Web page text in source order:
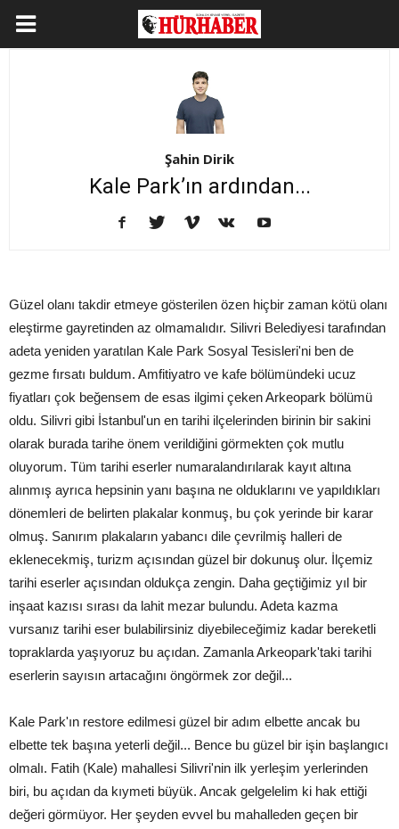
Şahin Dirik
Kale Park’ın ardından...
Güzel olanı takdir etmeye gösterilen özen hiçbir zaman kötü olanı
eleştirme gayretinden az olmamalıdır. Silivri Belediyesi tarafından
adeta yeniden yaratılan Kale Park Sosyal Tesisleri'ni ben de
gezme fırsatı buldum. Amfitiyatro ve kafe bölümündeki ucuz
fiyatları çok beğensem de esas ilgimi çeken Arkeopark bölümü
oldu. Silivri gibi İstanbul'un en tarihi ilçelerinden birinin bir sakini
olarak burada tarihe önem verildiğini görmekten çok mutlu
oluyorum. Tüm tarihi eserler numaralandırılarak kayıt altına
alınmış ayrıca hepsinin yanı başına ne olduklarını ve yapıldıkları
dönemleri de belirten plakalar konmuş, bu çok yerinde bir karar
olmuş. Sanırım plakaların yabancı dile çevrilmiş halleri de
eklenecekmiş, turizm açısından güzel bir dokunuş olur. İlçemiz
tarihi eserler açısından oldukça zengin. Daha geçtiğimiz yıl bir
inşaat kazısı sırası da lahit mezar bulundu. Adeta kazma
vursanız tarihi eser bulabilirsiniz diyebileceğimiz kadar bereketli
topraklarda yaşıyoruz bu açıdan. Zamanla Arkeopark'taki tarihi
eserlerin sayısın artacağını öngörmek zor değil...
Kale Park'ın restore edilmesi güzel bir adım elbette ancak bu
elbette tek başına yeterli değil... Bence bu güzel bir işin başlangıcı
olmalı. Fatih (Kale) mahallesi Silivri'nin ilk yerleşim yerlerinden
biri, bu açıdan da kıymeti büyük. Ancak gelgelelim ki hak ettiği
değeri görmüyor. Her şeyden evvel bu mahalleden geçen bir